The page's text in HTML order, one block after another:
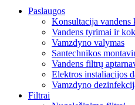
Paslaugos
Konsultacija vandens
Vandens tyrimai ir
Vamzdyno valymas
Santechnikos
Vandens filtrų
Elektros instaliacijos
Vamzdyno
Filtrai